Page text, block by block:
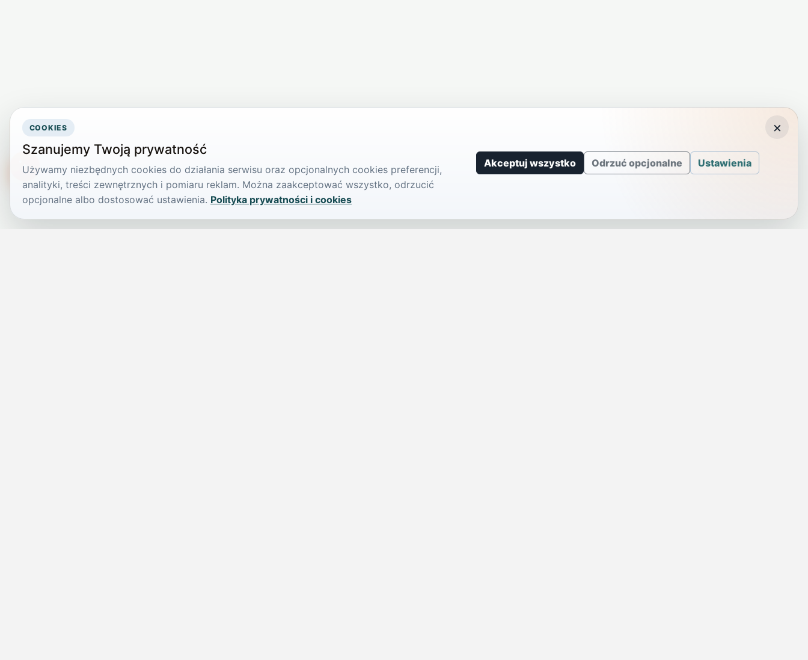
COOKIES
Szanujemy Twoją prywatność
Używamy niezbędnych cookies do działania serwisu oraz opcjonalnych cookies preferencji,
analityki, treści zewnętrznych i pomiaru reklam. Można zaakceptować wszystko, odrzucić
opcjonalne albo dostosować ustawienia. Polityka prywatności i cookies
Akceptuj wszystko Odrzuć opcjonalne Ustawienia
×
TikTokowa Jelonka